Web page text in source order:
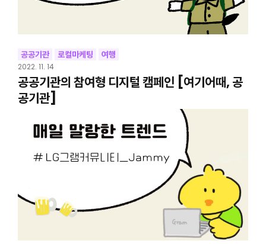
공공기관 로컬마케팅 여행
2022. 11. 14
공공기관의 참여형 디지털 캠페인 [여기어때, 공
공기관]